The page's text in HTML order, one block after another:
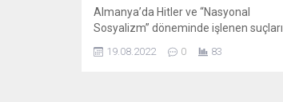
Almanya’da Hitler ve “Nasyonal
Sosyalizm” döneminde işlenen suçları
Abbas’ın ziyareti sırasında yaptığı bazı
19.08.2022 0 83